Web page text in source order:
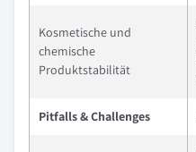
Kosmetische und
chemische
Produktstabilität
Pitfalls & Challenges